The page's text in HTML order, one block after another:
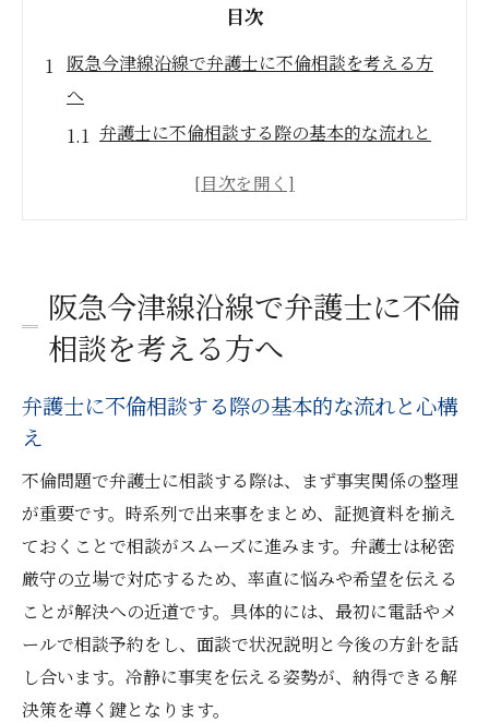
目次
阪急今津線沿線で弁護士に不倫相談を考える方
へ
弁護士に不倫相談する際の基本的な流れと
説
地元弁護士が不倫相談で果たす役割と利点
理由
不倫問題を弁護士と解決する阪急今津線の利点
地元弁護士が不倫問題解決で強みを発揮す
る理由
阪急今津線沿線利用者が相談しやすい特徴
とは
不倫問題の初回相談に弁護士を選ぶ際の注
意点
阪急今津線沿線で弁護士に不倫
相談を考える方へ
弁護士に不倫相談する際の基本的な流れと心構
え
不倫問題で弁護士に相談する際は、まず事実関係の整理
が重要です。時系列で出来事をまとめ、証拠資料を揃え
ておくことで相談がスムーズに進みます。弁護士は秘密
厳守の立場で対応するため、率直に悩みや希望を伝える
ことが解決への近道です。具体的には、最初に電話やメ
ールで相談予約をし、面談で状況説明と今後の方針を話
し合います。冷静に事実を伝える姿勢が、納得できる解
決策を導く鍵となります。